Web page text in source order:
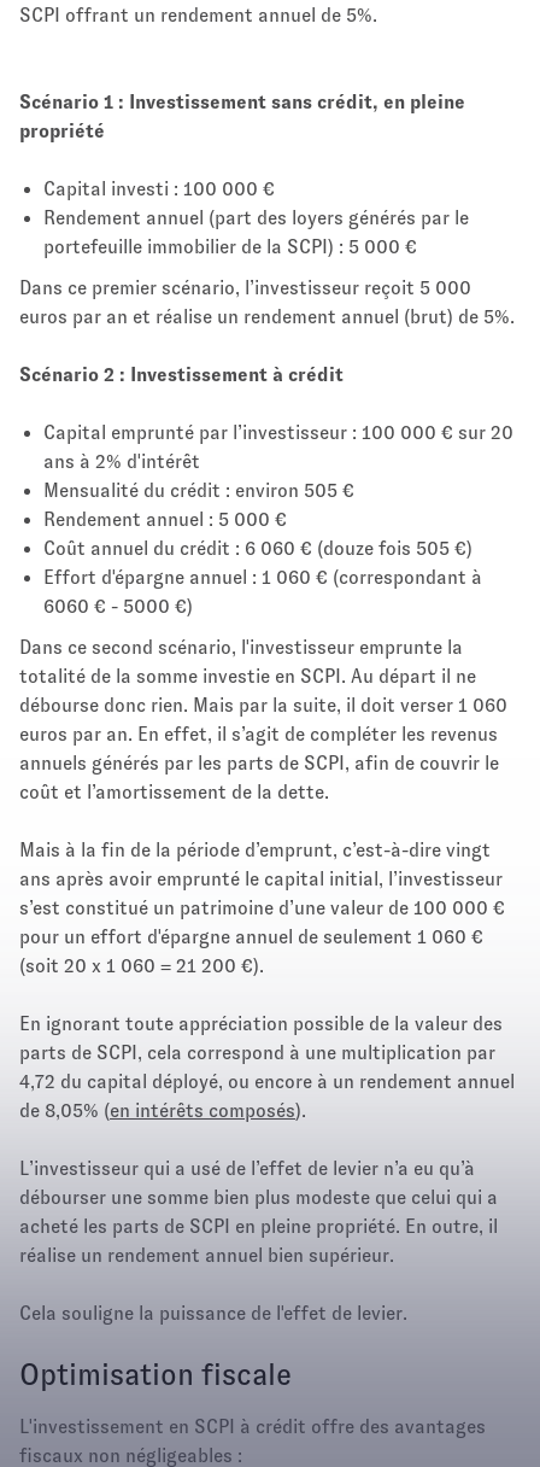
SCPI offrant un rendement annuel de 5%.
Scénario 1 : Investissement sans crédit, en pleine
propriété
Capital investi : 100 000 €
Rendement annuel (part des loyers générés par le
portefeuille immobilier de la SCPI) : 5 000 €
Dans ce premier scénario, l’investisseur reçoit 5 000
euros par an et réalise un rendement annuel (brut) de 5%.
Scénario 2 : Investissement à crédit
Capital emprunté par l’investisseur : 100 000 € sur 20
ans à 2% d'intérêt
Mensualité du crédit : environ 505 €
Rendement annuel : 5 000 €
Coût annuel du crédit : 6 060 € (douze fois 505 €)
Effort d'épargne annuel : 1 060 € (correspondant à
6060 € - 5000 €)
Dans ce second scénario, l'investisseur emprunte la
totalité de la somme investie en SCPI. Au départ il ne
débourse donc rien. Mais par la suite, il doit verser 1 060
euros par an. En effet, il s’agit de compléter les revenus
annuels générés par les parts de SCPI, afin de couvrir le
coût et l’amortissement de la dette.
Mais à la fin de la période d’emprunt, c’est-à-dire vingt
ans après avoir emprunté le capital initial, l’investisseur
s’est constitué un patrimoine d’une valeur de 100 000 €
pour un effort d'épargne annuel de seulement 1 060 €
(soit 20 x 1 060 = 21 200 €).
En ignorant toute appréciation possible de la valeur des
parts de SCPI, cela correspond à une multiplication par
4,72 du capital déployé, ou encore à un rendement annuel
de 8,05% (en intérêts composés).
L’investisseur qui a usé de l’effet de levier n’a eu qu’à
débourser une somme bien plus modeste que celui qui a
acheté les parts de SCPI en pleine propriété. En outre, il
réalise un rendement annuel bien supérieur.
Cela souligne la puissance de l'effet de levier.
Optimisation fiscale
L'investissement en SCPI à crédit offre des avantages
fiscaux non négligeables :